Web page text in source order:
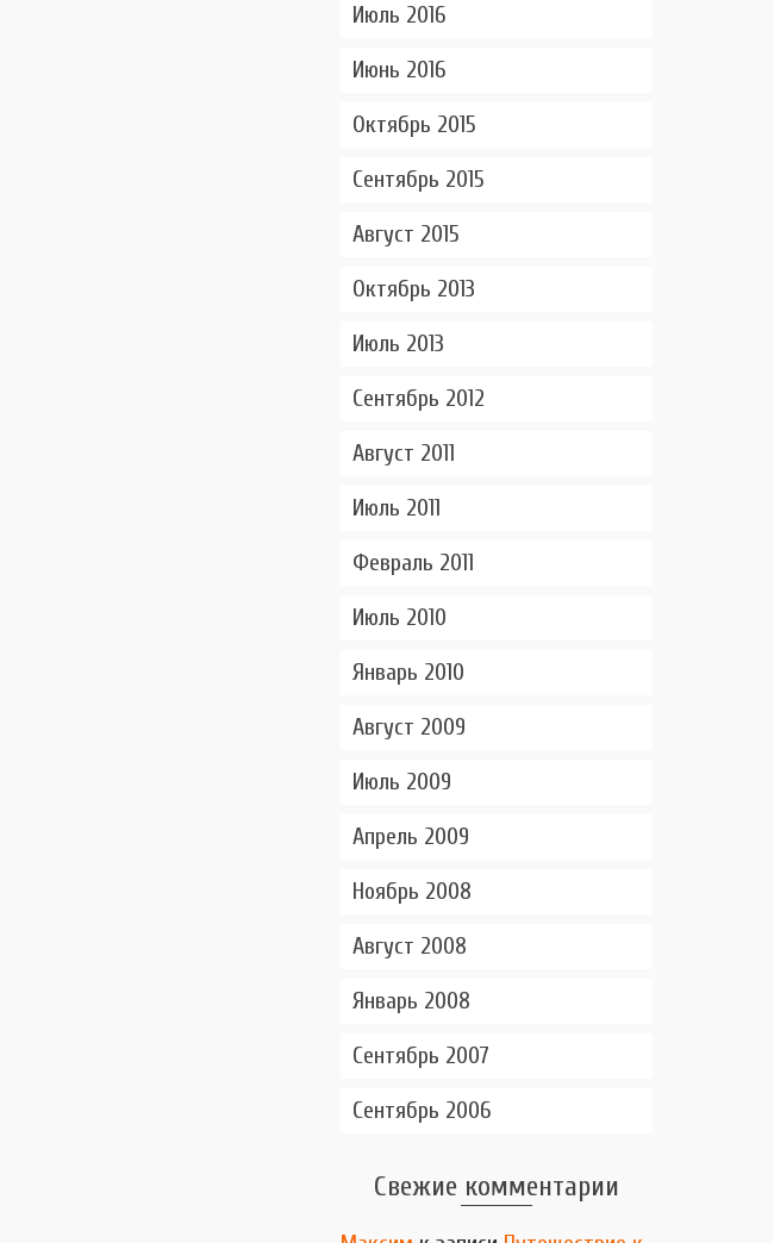
Июль 2016
Июнь 2016
Октябрь 2015
Сентябрь 2015
Август 2015
Октябрь 2013
Июль 2013
Сентябрь 2012
Август 2011
Июль 2011
Февраль 2011
Июль 2010
Январь 2010
Август 2009
Июль 2009
Апрель 2009
Ноябрь 2008
Август 2008
Январь 2008
Сентябрь 2007
Сентябрь 2006
Свежие комментарии